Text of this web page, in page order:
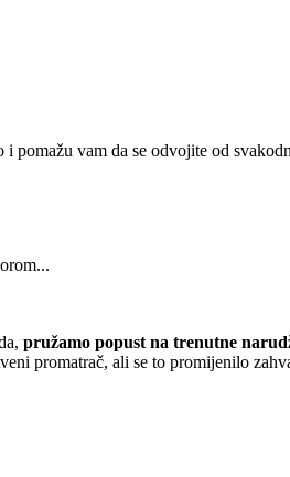
pomažu vam da se odvojite od
pružamo popust na trenutne
promatrač, ali se to promijenilo